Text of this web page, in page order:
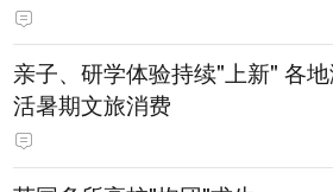
亲子、研学体验持续"上新" 各
活暑期文旅消费